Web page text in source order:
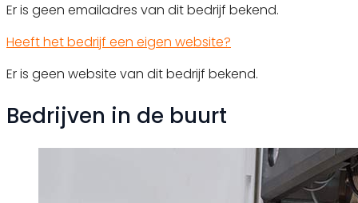
Er is geen emailadres van dit bedrijf bekend.
Heeft het bedrijf een eigen website?
Er is geen website van dit bedrijf bekend.
Bedrijven in de buurt